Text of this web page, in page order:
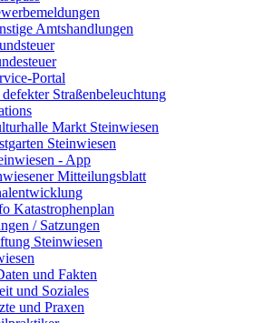
Amtshandlungen
Portal
Straßenbeleuchtung
Markt Steinwiesen
Steinwiesen
- App
Mitteilungsblatt
Katastrophenplan
/ Satzungen
Steinwiesen
und Fakten
und Soziales
und Praxen